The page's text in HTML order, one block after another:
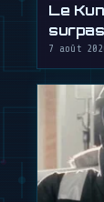
Le
7 août